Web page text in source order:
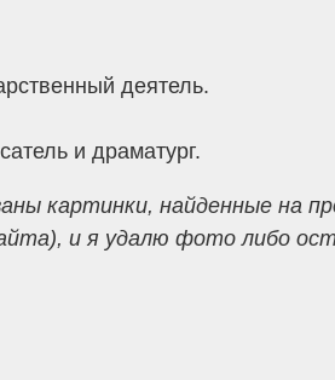
деятель.
и драматург.
картинки, найденные на
и я удалю фото либо